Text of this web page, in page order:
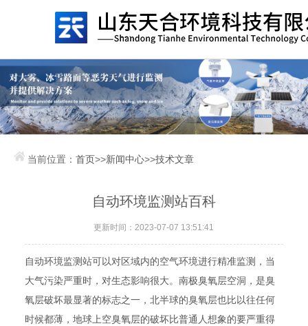
当前位置：首页>>新闻中心>>技术文章
自动环境监测站百科
更新时间：2023-07-07 13:51:41
自动环境监测站可以对区域内的空气环境进行精准监测，当
大气污染严重时，对生态影响很大。南极臭氧层空洞，是臭
氧层破坏最显著的标志之一，北半球的臭氧层也比以往任何
时候都薄，地球上空臭氧层的破坏比普通人想象的要严重得